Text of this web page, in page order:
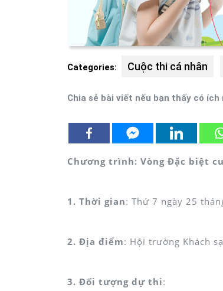
Categories: Cuộc thi cá nhân
Chia sẻ bài viết nếu bạn thấy có ích
Chương trình: Vòng Đặc biệt
1. Thời gian: Thứ 7 ngày 25
2. Địa điểm: Hội trường Khách
3. Đối tượng dự thi: